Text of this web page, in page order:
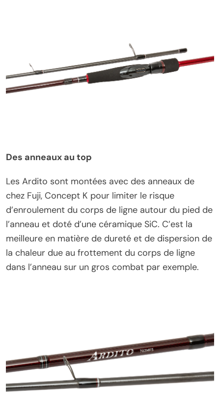
Des anneaux au top
Les Ardito sont montées avec des anneaux de
chez Fuji, Concept K pour limiter le risque
d’enroulement du corps de ligne autour du pied de
l’anneau et doté d’une céramique SiC. C’est la
meilleure en matière de dureté et de dispersion de
la chaleur due au frottement du corps de ligne
dans l’anneau sur un gros combat par exemple.